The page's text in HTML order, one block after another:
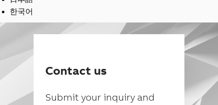
한국어
Contact us
Submit your inquiry and